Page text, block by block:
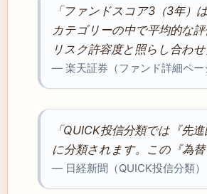
「ファンドスコア3（3年）
カテゴリーの中で平均的な
リスク許容度と照らし合わ
— 楽天証券（ファンド詳細ペー
「QUICK投信分類では『先
に分類されます。この『為
— 日経新聞（QUICK投信分類）